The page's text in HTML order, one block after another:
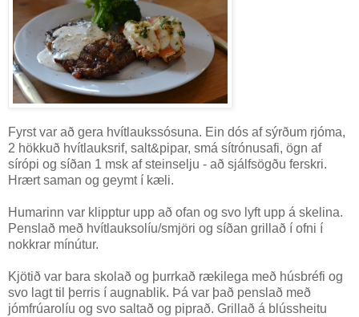
Fyrst var að gera hvítlaukssósuna. Ein dós af sýrðum rjóma,
2 hökkuð hvítlauksrif, salt&pipar, smá sítrónusafi, ögn af
sírópi og síðan 1 msk af steinselju - að sjálfsögðu ferskri.
Hrært saman og geymt í kæli.
Humarinn var klipptur upp að ofan og svo lyft upp á skelina.
Penslað með hvítlauksolíu/smjöri og síðan grillað í ofni í
nokkrar mínútur.
Kjötið var bara skolað og þurrkað rækilega með húsbréfi og
svo lagt til þerris í augnablik. Þá var það penslað með
jómfrúarolíu og svo saltað og piprað. Grillað á blússheitu